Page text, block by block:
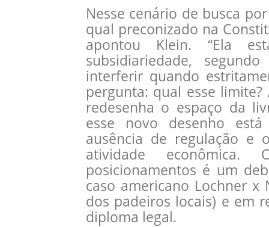
Nesse cenário de busca
qual preconizado na
apontou Klein. “Ela
subsidiariedade,
interferir quando
pergunta: qual esse
redesenha o espaço da
esse novo desenho
ausência de regulação e
atividade
posicionamentos é um
caso americano Lochner
dos padeiros locais) e em
diploma legal.